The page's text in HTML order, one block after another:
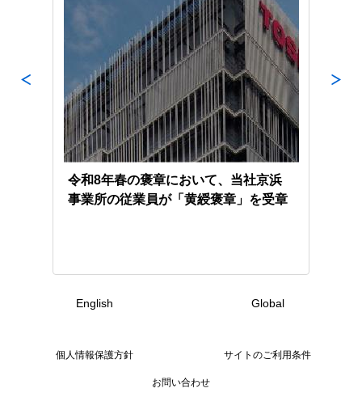
令和8年春の褒章において、当社京浜
事業所の従業員が「黄綬褒章」を受章
English Global
個人情報保護方針 サイトのご利用条件
お問い合わせ